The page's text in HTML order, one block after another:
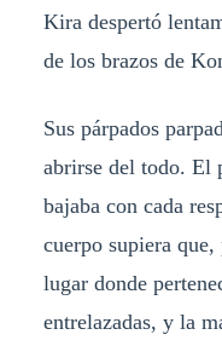
Kira despertó
de los brazos de
Sus párpados
abrirse del todo. El
bajaba con cada
cuerpo supiera
lugar donde
entrelazadas, y la